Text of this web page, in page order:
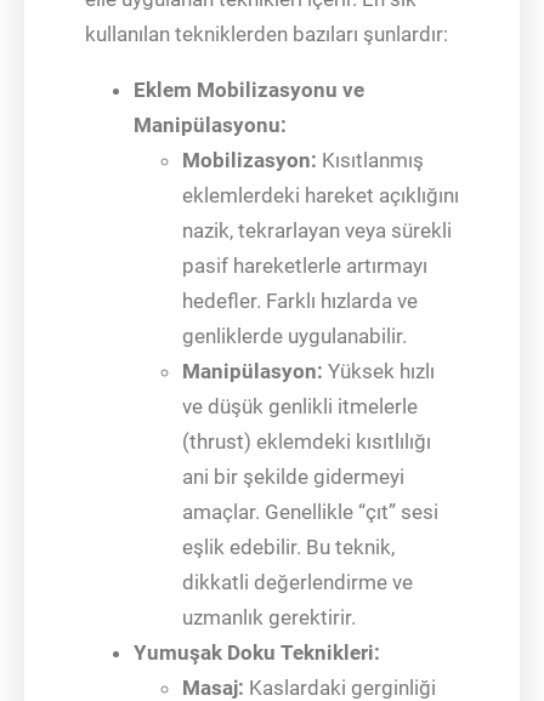
kullanılan tekniklerden bazıları şunlardır:
Eklem Mobilizasyonu ve
Manipülasyonu:
Mobilizasyon: Kısıtlanmış
eklemlerdeki hareket açıklığını
nazik, tekrarlayan veya sürekli
pasif hareketlerle artırmayı
hedefler. Farklı hızlarda ve
genliklerde uygulanabilir.
Manipülasyon: Yüksek hızlı
ve düşük genlikli itmelerle
(thrust) eklemdeki kısıtlılığı
ani bir şekilde gidermeyi
amaçlar. Genellikle “çıt” sesi
eşlik edebilir. Bu teknik,
dikkatli değerlendirme ve
uzmanlık gerektirir.
Yumuşak Doku Teknikleri:
Masaj: Kaslardaki gerginliği